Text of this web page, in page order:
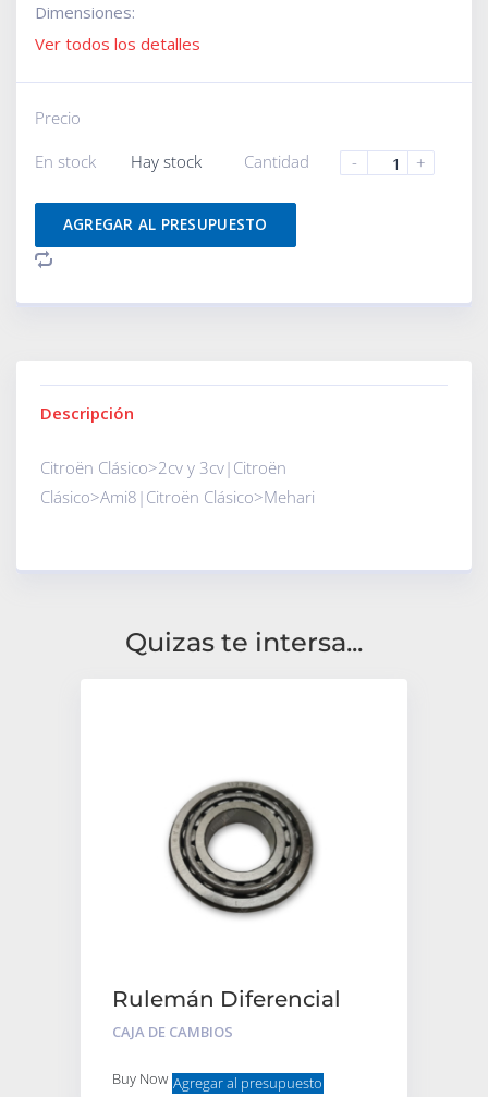
Dimensiones:
Ver todos los detalles
Precio
En stock
Hay stock Cantidad - +
AGREGAR AL PRESUPUESTO
Descripción
Citroën Clásico>2cv y 3cv|Citroën
Clásico>Ami8|Citroën Clásico>Mehari
Quizas te intersa...
Rulemán Diferencial
Cónico
CAJA DE CAMBIOS
Buy Now Agregar al presupuesto